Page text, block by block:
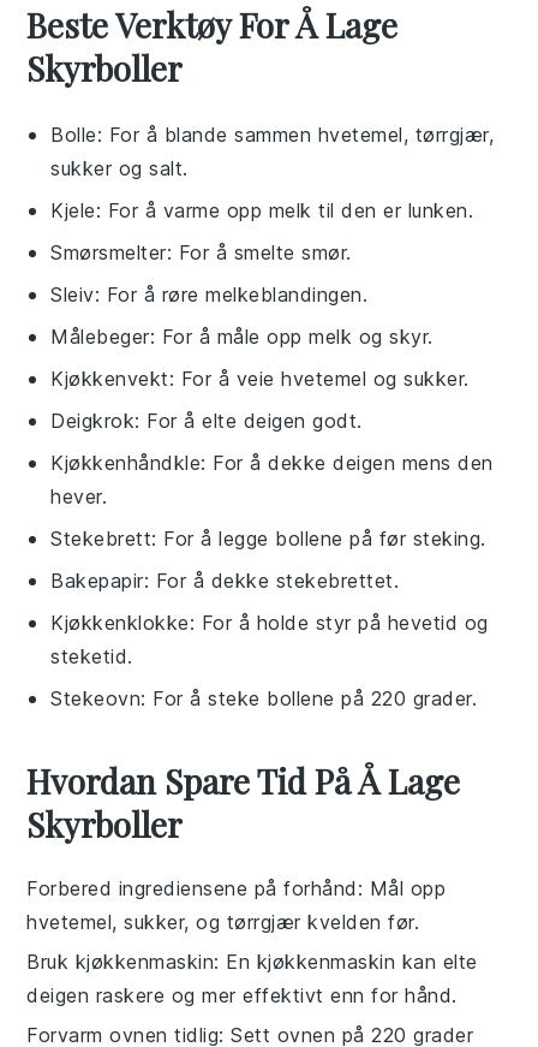
Beste Verktøy For Å Lage
Skyrboller
Bolle: For å blande sammen hvetemel, tørrgjær,
sukker og salt.
Kjele: For å varme opp melk til den er lunken.
Smørsmelter: For å smelte smør.
Sleiv: For å røre melkeblandingen.
Målebeger: For å måle opp melk og skyr.
Kjøkkenvekt: For å veie hvetemel og sukker.
Deigkrok: For å elte deigen godt.
Kjøkkenhåndkle: For å dekke deigen mens den
hever.
Stekebrett: For å legge bollene på før steking.
Bakepapir: For å dekke stekebrettet.
Kjøkkenklokke: For å holde styr på hevetid og
steketid.
Stekeovn: For å steke bollene på 220 grader.
Hvordan Spare Tid På Å Lage
Skyrboller
Forbered ingrediensene på forhånd : Mål opp
hvetemel,sukker, og tørrgjær kvelden før.
Bruk kjøkkenmaskin: En kjøkkenmaskin kan elte
deigen raskere og mer effektivt enn for hånd.
Forvarm ovnen tidlig: Sett ovnen på220 grader